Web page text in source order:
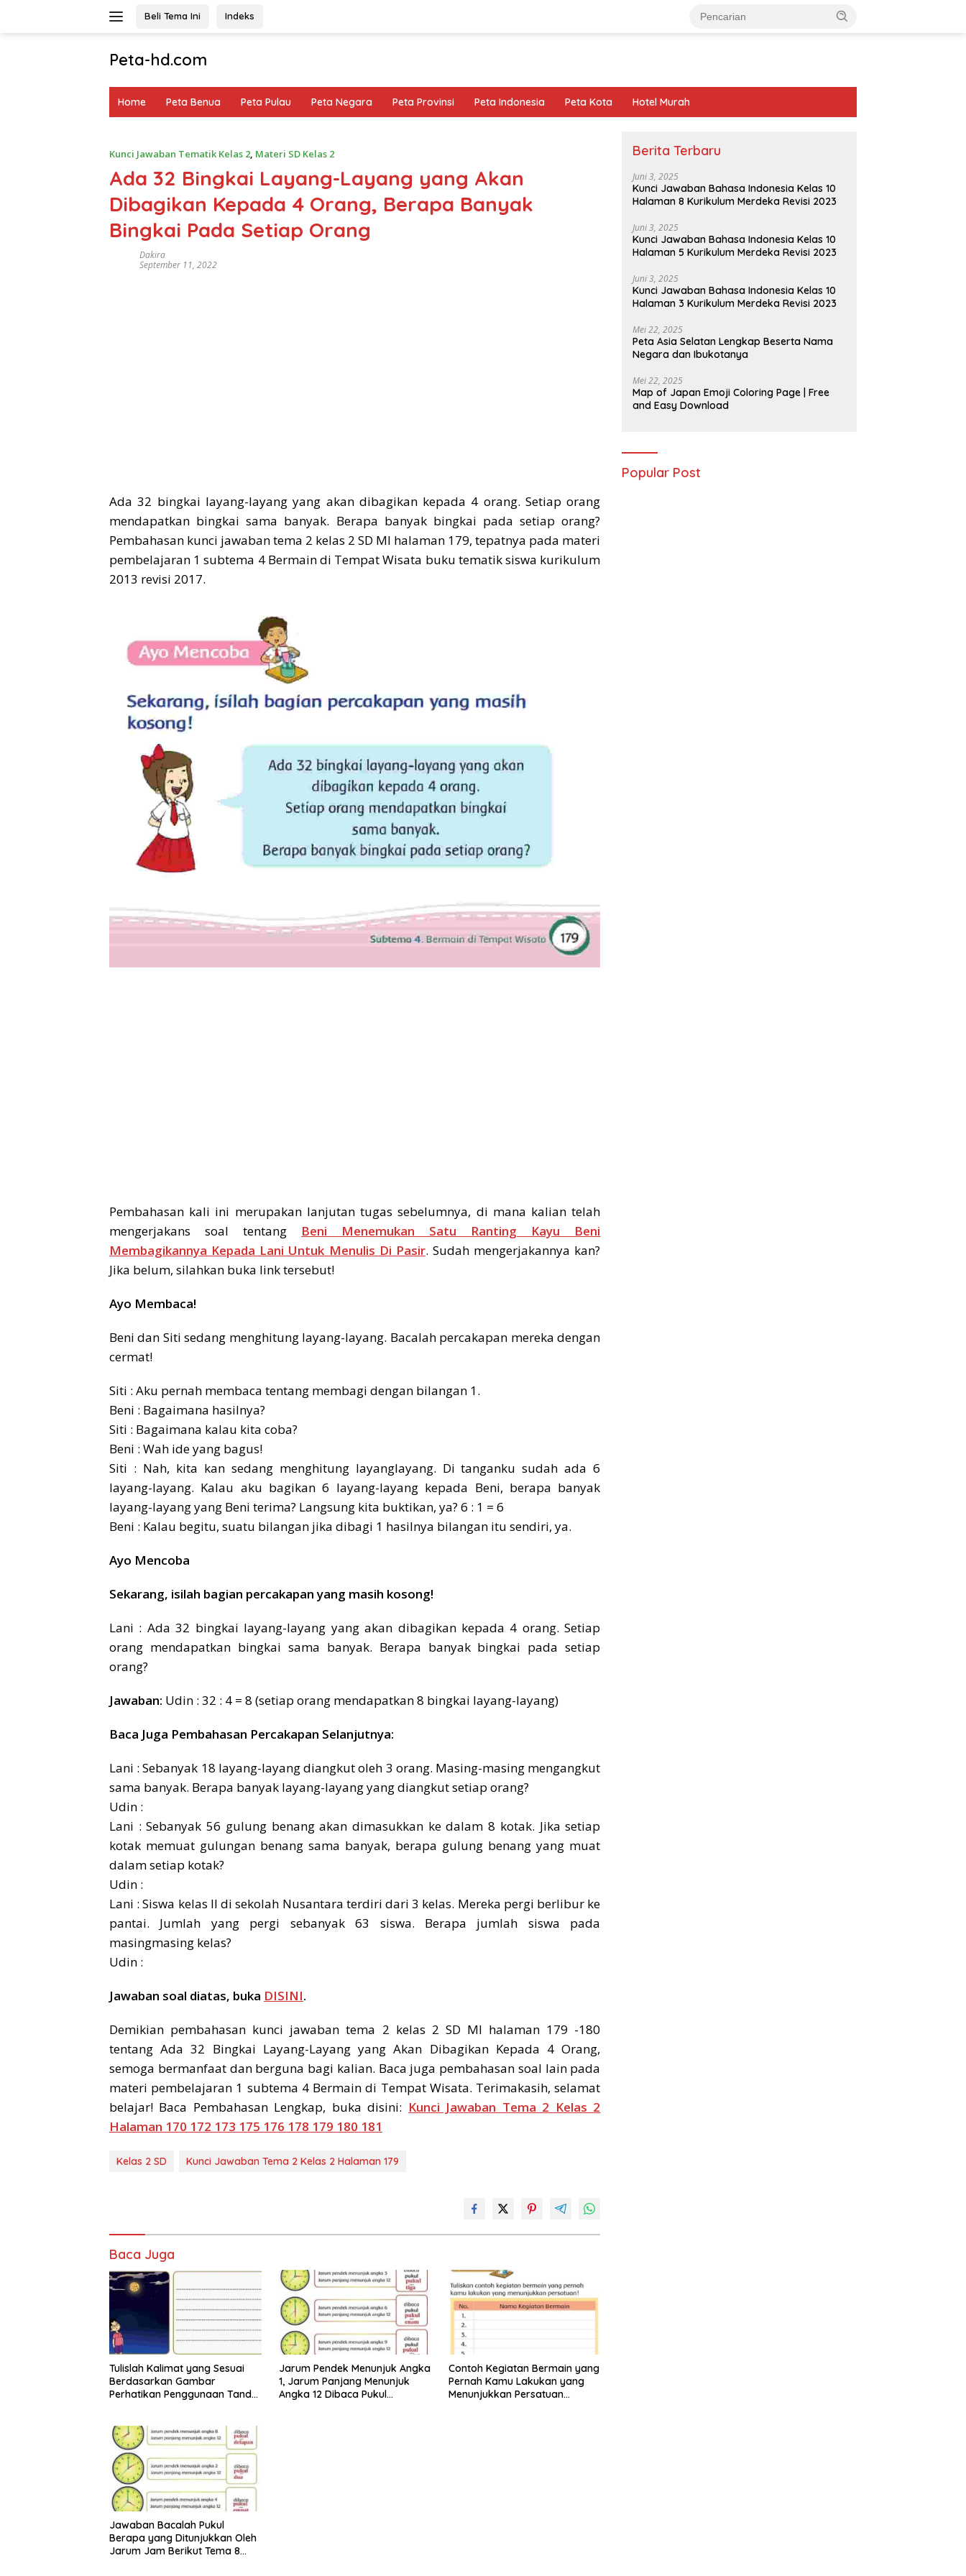
Beli Tema Ini Indeks
Peta-hd.com
Gambar
Home Peta Benua Peta Pulau Peta Negara Peta Provinsi Peta Indonesia Peta Kota Hotel Murah
Kunci Jawaban Tematik Kelas 2, Materi SD Kelas 2
Ada 32 Bingkai Layang-Layang yang Akan
Dibagikan Kepada 4 Orang, Berapa Banyak
Bingkai Pada Setiap Orang
Dakira
September 11, 2022
Ada 32 bingkai layang-layang yang akan dibagikan kepada 4 orang. Setiap orang
mendapatkan bingkai sama banyak. Berapa banyak bingkai pada setiap orang?
Pembahasan kunci jawaban tema 2 kelas 2 SD MI halaman 179, tepatnya pada materi
pembelajaran 1 subtema 4 Bermain di Tempat Wisata buku tematik siswa kurikulum
2013 revisi 2017.
Pembahasan kali ini merupakan lanjutan tugas sebelumnya, di mana kalian telah
mengerjakans soal tentang Beni Menemukan Satu Ranting Kayu Beni
Membagikannya Kepada Lani Untuk Menulis Di Pasir. Sudah mengerjakannya kan?
Jika belum, silahkan buka link tersebut!
Ayo Membaca!
Beni dan Siti sedang menghitung layang-layang. Bacalah percakapan mereka dengan
cermat!
Siti : Aku pernah membaca tentang membagi dengan bilangan 1.
Beni : Bagaimana hasilnya?
Siti : Bagaimana kalau kita coba?
Beni : Wah ide yang bagus!
Siti : Nah, kita kan sedang menghitung layanglayang. Di tanganku sudah ada 6
layang-layang. Kalau aku bagikan 6 layang-layang kepada Beni, berapa banyak
layang-layang yang Beni terima? Langsung kita buktikan, ya? 6 : 1 = 6
Beni : Kalau begitu, suatu bilangan jika dibagi 1 hasilnya bilangan itu sendiri, ya.
Ayo Mencoba
Sekarang, isilah bagian percakapan yang masih kosong!
Lani : Ada 32 bingkai layang-layang yang akan dibagikan kepada 4 orang. Setiap
orang mendapatkan bingkai sama banyak. Berapa banyak bingkai pada setiap
orang?
Jawaban: Udin : 32 : 4 = 8 (setiap orang mendapatkan 8 bingkai layang-layang)
Baca Juga Pembahasan Percakapan Selanjutnya:
Lani : Sebanyak 18 layang-layang diangkut oleh 3 orang. Masing-masing mengangkut
sama banyak. Berapa banyak layang-layang yang diangkut setiap orang?
Udin :
Lani : Sebanyak 56 gulung benang akan dimasukkan ke dalam 8 kotak. Jika setiap
kotak memuat gulungan benang sama banyak, berapa gulung benang yang muat
dalam setiap kotak?
Udin :
Lani : Siswa kelas II di sekolah Nusantara terdiri dari 3 kelas. Mereka pergi berlibur ke
pantai. Jumlah yang pergi sebanyak 63 siswa. Berapa jumlah siswa pada
masingmasing kelas?
Udin :
Jawaban soal diatas, buka DISINI.
Demikian pembahasan kunci jawaban tema 2 kelas 2 SD MI halaman 179 -180
tentang Ada 32 Bingkai Layang-Layang yang Akan Dibagikan Kepada 4 Orang,
semoga bermanfaat dan berguna bagi kalian. Baca juga pembahasan soal lain pada
materi pembelajaran 1 subtema 4 Bermain di Tempat Wisata. Terimakasih, selamat
belajar! Baca Pembahasan Lengkap, buka disini: Kunci Jawaban Tema 2 Kelas 2
Halaman 170 172 173 175 176 178 179 180 181
Kelas 2 SD Kunci Jawaban Tema 2 Kelas 2 Halaman 179
Baca Juga
Tulislah Kalimat yang Sesuai
Berdasarkan Gambar
Perhatikan Penggunaan Tanda
Jarum Pendek Menunjuk Angka
1, Jarum Panjang Menunjuk
Angka 12 Dibaca Pukul
Contoh Kegiatan Bermain yang
Pernah Kamu Lakukan yang
Menunjukkan Persatuan
Jawaban Bacalah Pukul
Berapa yang Ditunjukkan Oleh
Jarum Jam Berikut Tema 8
Berita Terbaru
Juni 3, 2025
Kunci Jawaban Bahasa Indonesia Kelas 10
Halaman 8 Kurikulum Merdeka Revisi 2023
Juni 3, 2025
Kunci Jawaban Bahasa Indonesia Kelas 10
Halaman 5 Kurikulum Merdeka Revisi 2023
Juni 3, 2025
Kunci Jawaban Bahasa Indonesia Kelas 10
Halaman 3 Kurikulum Merdeka Revisi 2023
Mei 22, 2025
Peta Asia Selatan Lengkap Beserta Nama
Negara dan Ibukotanya
Mei 22, 2025
Map of Japan Emoji Coloring Page | Free
and Easy Download
Popular Post